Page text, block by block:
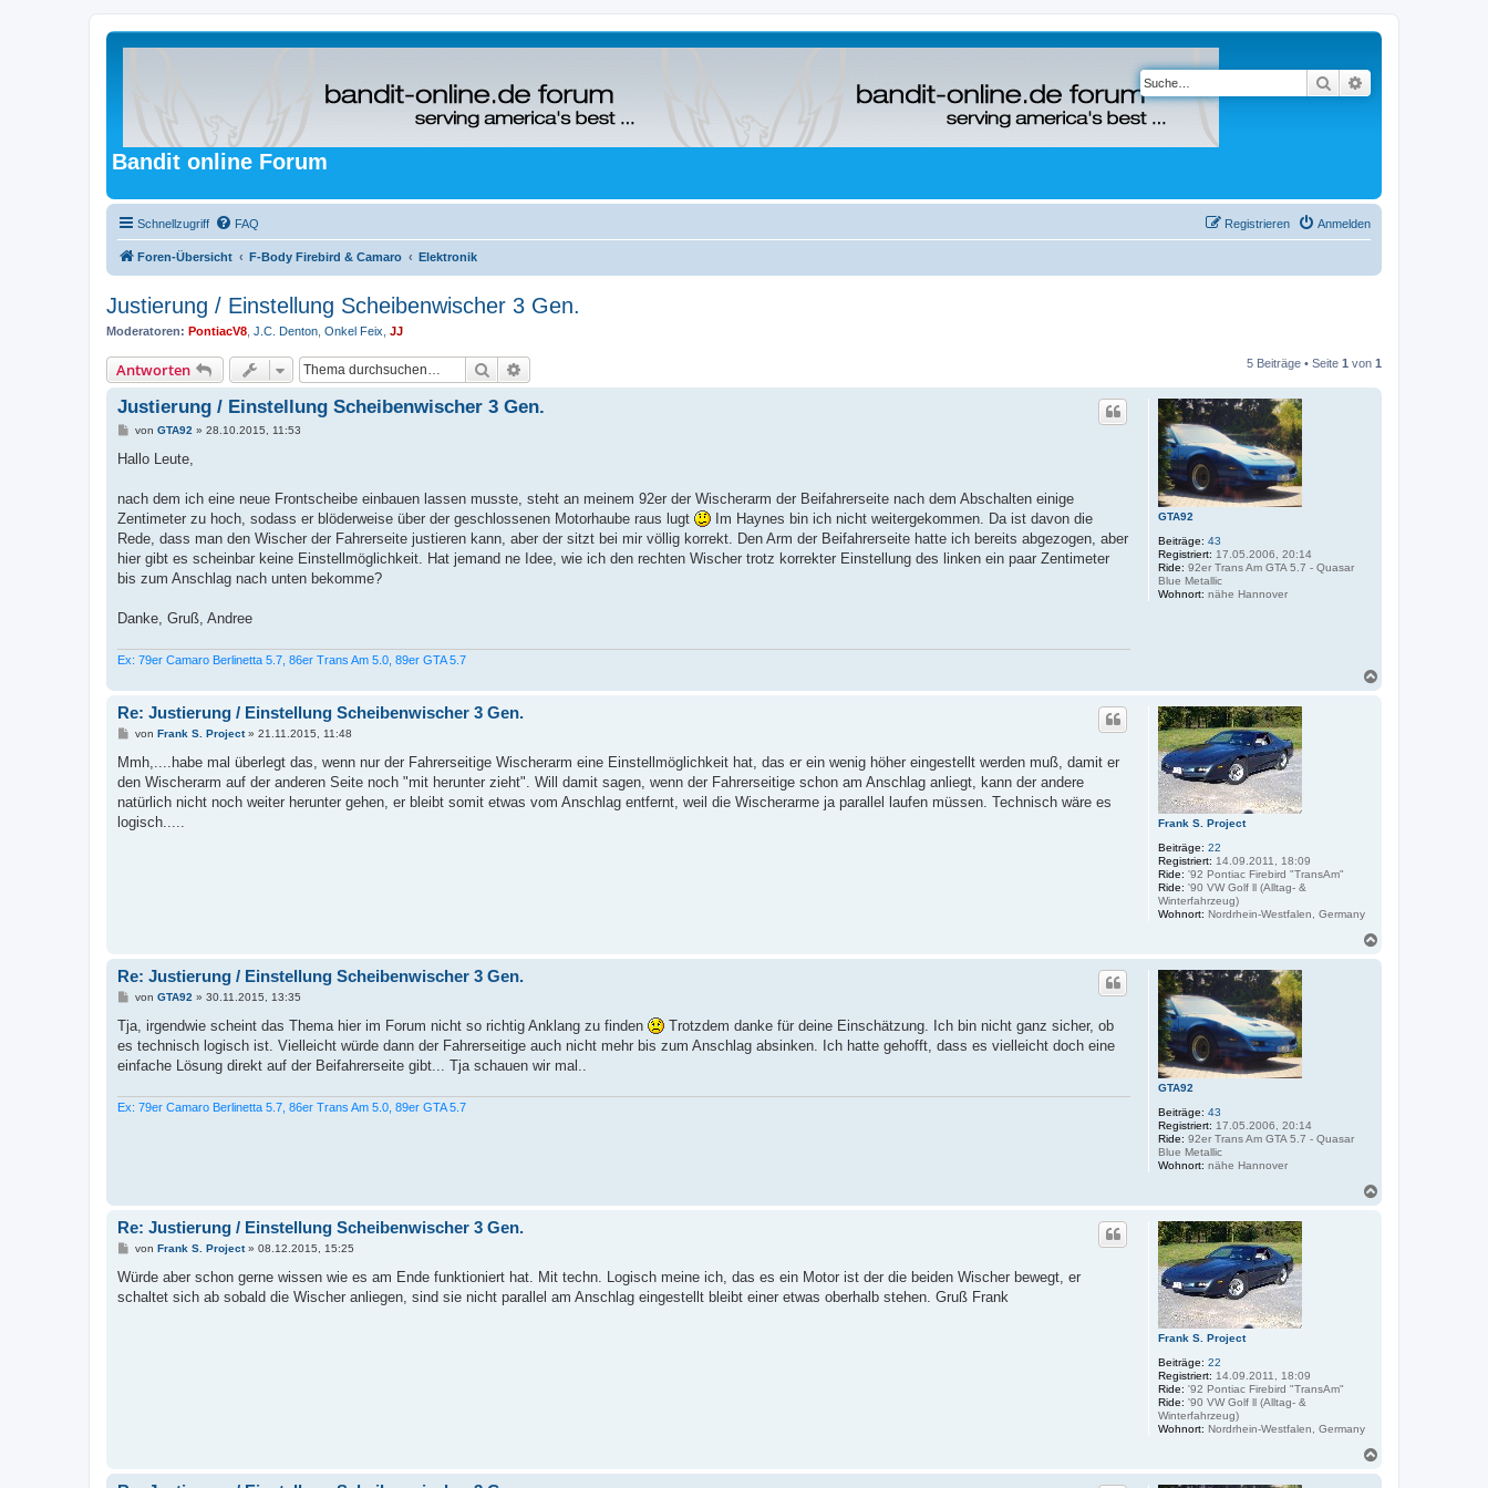
Bandit online Forum
Suche
Schnellzugriff FAQ Anmelden
Registrieren
Foren-Übersicht F-Body Firebird & Camaro Elektronik
Justierung / Einstellung Scheibenwischer 3 Gen.
Moderatoren: PontiacV8 J.C. Denton Onkel Feix JJ
Antworten Suche 5 Beiträge • Seite 1 von 1
GTA92
Beiträge: 43
Registriert: 17.05.2006, 20:14
Ride: 92er Trans Am GTA 5.7 - Quasar
Blue Metallic
Wohnort: nähe Hannover
Justierung / Einstellung Scheibenwischer 3 Gen.
B
i
a
von GTA92 » 28.10.2015, 11:53
Hallo Leute,
nach dem ich eine neue Frontscheibe einbauen lassen musste, steht an meinem 92er der Wischerarm der Beifahrerseite nach dem Abschalten einige
Zentimeter zu hoch, sodass er blöderweise über der geschlossenen Motorhaube raus lugt
Im Haynes bin ich nicht weitergekommen. Da ist davon die
Rede, dass man den Wischer der Fahrerseite justieren kann, aber der sitzt bei mir völlig korrekt. Den Arm der Beifahrerseite hatte ich bereits abgezogen, aber
hier gibt es scheinbar keine Einstellmöglichkeit. Hat jemand ne Idee, wie ich den rechten Wischer trotz korrekter Einstellung des linken ein paar Zentimeter
bis zum Anschlag nach unten bekomme?
Danke, Gruß, Andree
Ex: 79er Camaro Berlinetta 5.7, 86er Trans Am 5.0, 89er GTA 5.7
Frank S. Project
Beiträge: 22
Registriert: 14.09.2011, 18:09
Ride: '92 Pontiac Firebird "TransAm"
Ride: '90 VW Golf ll (Alltag- &
Winterfahrzeug)
Wohnort: Nordrhein-Westfalen, Germany
Re: Justierung / Einstellung Scheibenwischer 3 Gen.
B
i
r
a
von Frank S. Project» 21.11.2015, 11:48
Mmh,....habe mal überlegt das, wenn nur der Fahrerseitige Wischerarm eine Einstellmöglichkeit hat, das er ein wenig höher eingestellt werden muß, damit er
den Wischerarm auf der anderen Seite noch "mit herunter zieht". Will damit sagen, wenn der Fahrerseitige schon am Anschlag anliegt, kann der andere
natürlich nicht noch weiter herunter gehen, er bleibt somit etwas vom Anschlag entfernt, weil die Wischerarme ja parallel laufen müssen. Technisch wäre es
logisch.....
GTA92
Beiträge: 43
Registriert: 17.05.2006, 20:14
Ride: 92er Trans Am GTA 5.7 - Quasar
Blue Metallic
Wohnort: nähe Hannover
Re: Justierung / Einstellung Scheibenwischer 3 Gen.
B
i
r
a
von GTA92» 30.11.2015, 13:35
Tja, irgendwie scheint das Thema hier im Forum nicht so richtig Anklang zu finden
Trotzdem danke für deine Einschätzung. Ich bin nicht ganz sicher, ob
es technisch logisch ist. Vielleicht würde dann der Fahrerseitige auch nicht mehr bis zum Anschlag absinken. Ich hatte gehofft, dass es vielleicht doch eine
einfache Lösung direkt auf der Beifahrerseite gibt... Tja schauen wir mal..
Ex: 79er Camaro Berlinetta 5.7, 86er Trans Am 5.0, 89er GTA 5.7
Frank S. Project
Beiträge: 22
Registriert: 14.09.2011, 18:09
Ride: '92 Pontiac Firebird "TransAm"
Ride: '90 VW Golf ll (Alltag- &
Winterfahrzeug)
Wohnort: Nordrhein-Westfalen, Germany
Re: Justierung / Einstellung Scheibenwischer 3 Gen.
B
i
r
von Frank S. Project» 08.12.2015, 15:25
Würde aber schon gerne wissen wie es am Ende funktioniert hat. Mit techn. Logisch meine ich, das es ein Motor ist der die beiden Wischer bewegt, er
schaltet sich ab sobald die Wischer anliegen, sind sie nicht parallel am Anschlag eingestellt bleibt einer etwas oberhalb stehen. Gruß Frank